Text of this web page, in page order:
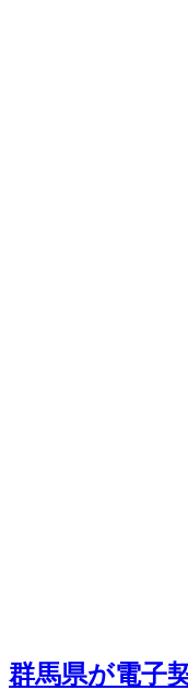
群馬県が電子